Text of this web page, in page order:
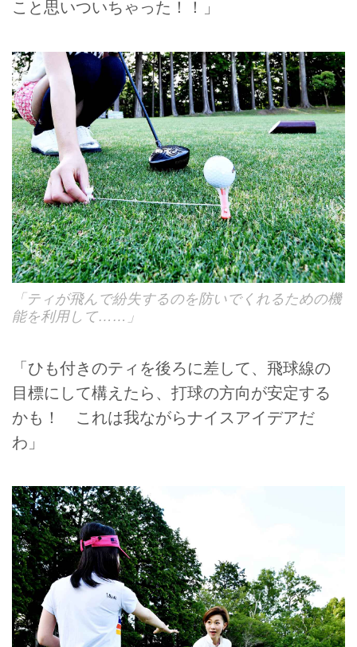
こと思いついちゃった！！」
「ティが飛んで紛失するのを防いでくれるための機
能を利用して……」
「ひも付きのティを後ろに差して、飛球線の
目標にして構えたら、打球の方向が安定する
かも！ これは我ながらナイスアイデアだ
わ」